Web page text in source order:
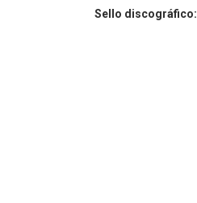
Sello discográfico: